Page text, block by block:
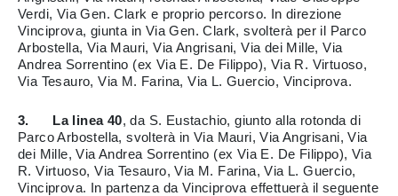
Verdi, Via Gen. Clark e proprio percorso. In direzione
Vinciprova, giunta in Via Gen. Clark, svolterà per il Parco
Arbostella, Via Mauri, Via Angrisani, Via dei Mille, Via
Andrea Sorrentino (ex Via E. De Filippo), Via R. Virtuoso,
Via Tesauro, Via M. Farina, Via L. Guercio, Vinciprova.
3. La linea 40, da S. Eustachio, giunto alla rotonda di
Parco Arbostella, svolterà in Via Mauri, Via Angrisani, Via
dei Mille, Via Andrea Sorrentino (ex Via E. De Filippo), Via
R. Virtuoso, Via Tesauro, Via M. Farina, Via L. Guercio,
Vinciprova. In partenza da Vinciprova effettuerà il seguente